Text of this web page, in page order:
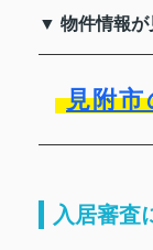
▼ 物件情報が
見附
入居審査